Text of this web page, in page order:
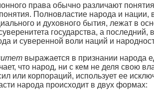
права обычно различают понятия
Полновластие народа и
и духовного бытия, лежат в
государства, а
и суверенной воли наций и
выражается в признании народа
что народ, ни с кем не деля свою
или корпораций, использует ее
народа происходит в двух формах: